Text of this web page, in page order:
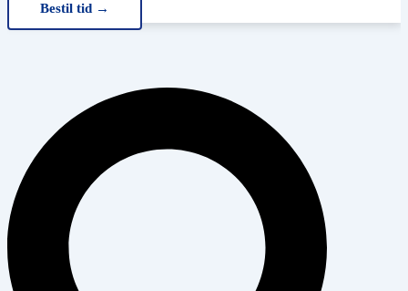
Bestil tid →